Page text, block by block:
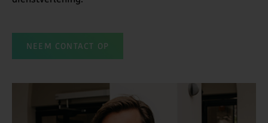
NEEM CONTACT OP